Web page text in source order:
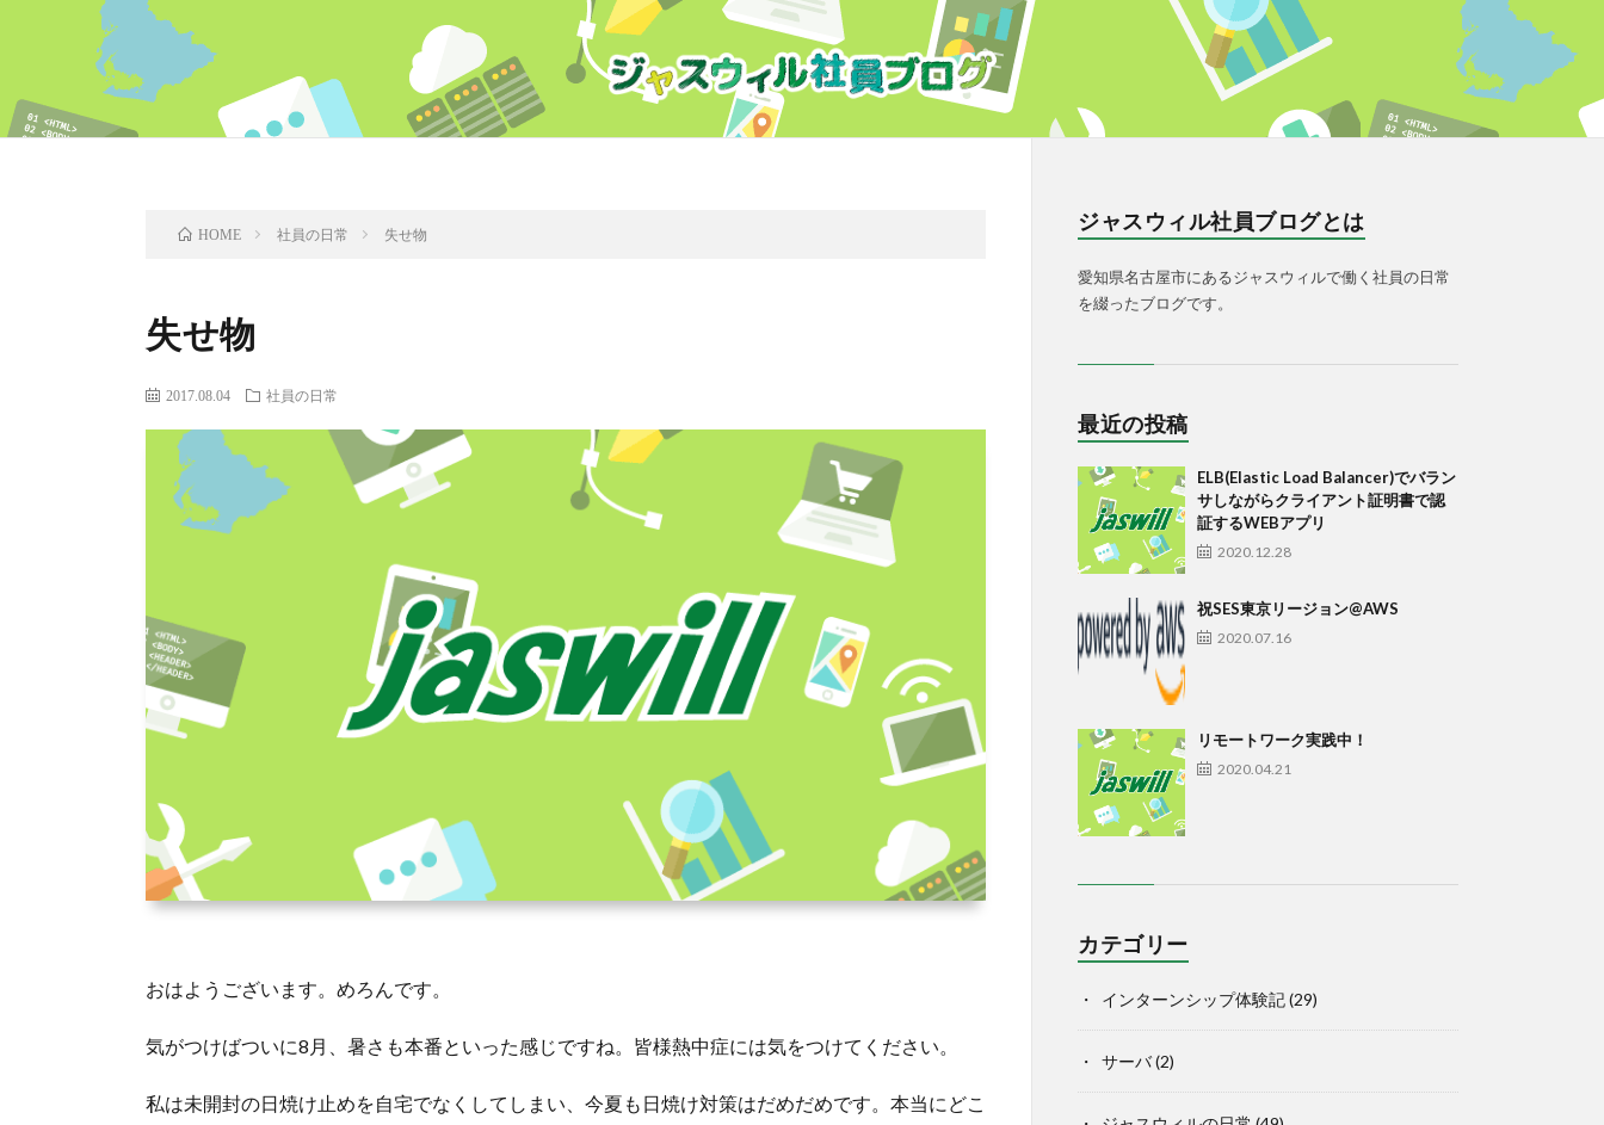
HOME 社員の日常 失せ物
失せ物
2017.08.04 社員の日常
おはようございます。めろんです。
気がつけばついに8月、暑さも本番といった感じですね。皆様熱中症には気をつけてください。
私は未開封の日焼け止めを自宅でなくしてしまい、今夏も日焼け対策はだめだめです。本当にどこ
ジャスウィル社員ブログとは
愛知県名古屋市にあるジャスウィルで働く社員の日常
を綴ったブログです。
最近の投稿
ELB(Elastic Load Balancer)でバラン
サしながらクライアント証明書で認
証するWEBアプリ
2020.12.28
祝SES東京リージョン@AWS
2020.07.16
リモートワーク実践中！
2020.04.21
カテゴリー
インターンシップ体験記(29)
サーバ(2)